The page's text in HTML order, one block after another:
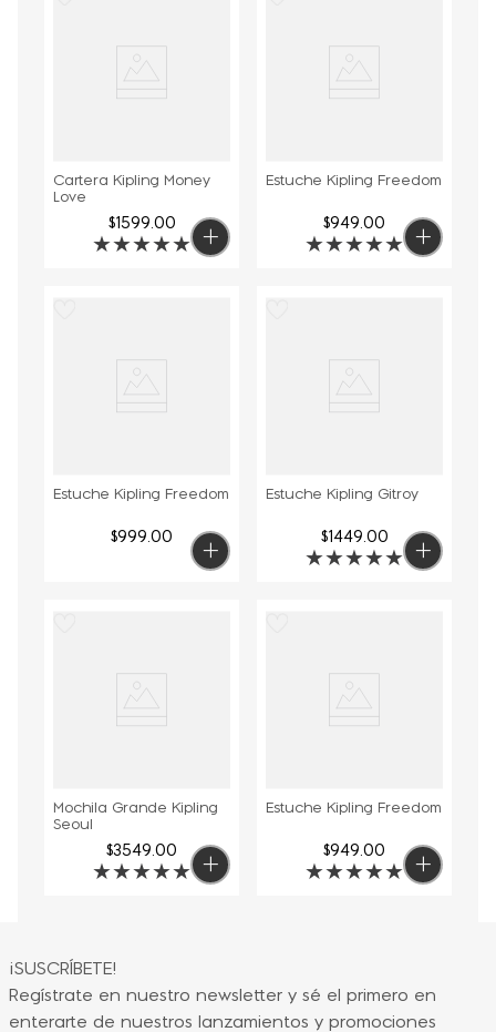
Cartera Kipling Money
Love
$1599.00
★★★★★
Estuche Kipling Freedom
$949.00
★★★★★
Estuche Kipling Freedom
$999.00
Estuche Kipling Gitroy
$1449.00
★★★★★
Mochila Grande Kipling
Seoul
$3549.00
★★★★★
Estuche Kipling Freedom
$949.00
★★★★★
¡SUSCRÍBETE!
Regístrate en nuestro newsletter y sé el primero en
enterarte de nuestros lanzamientos y promociones